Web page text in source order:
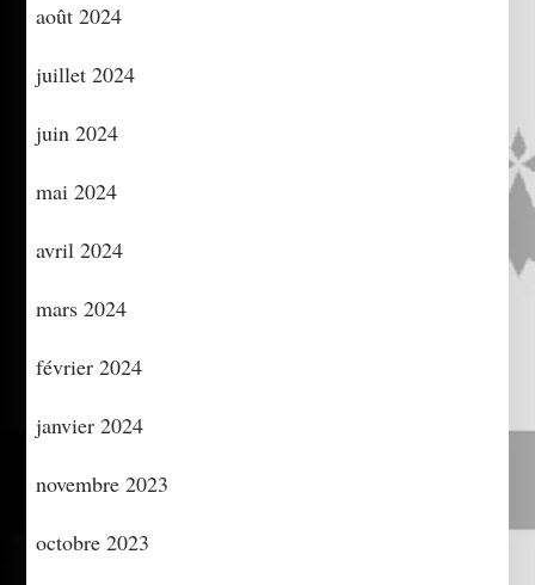
août 2024
juillet 2024
juin 2024
mai 2024
avril 2024
mars 2024
février 2024
janvier 2024
novembre 2023
octobre 2023